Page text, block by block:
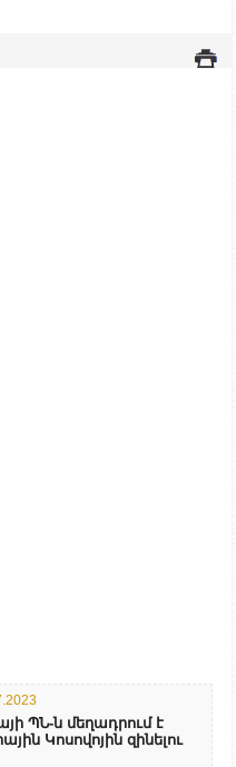
ՊՆ-ն մեղադրում է
Կոսովոյին զինելու